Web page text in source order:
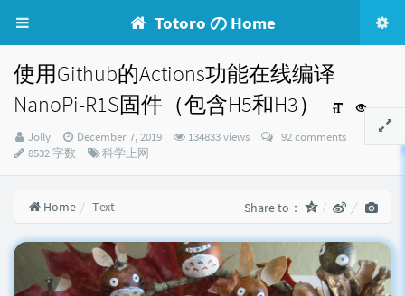
Totoro の Home
使用Github的Actions功能在线编译
NanoPi-R1S固件（包含H5和H3）
Author：
Jolly
发
December 7, 2019 134833 views
92 comments
8532 字数
Categories：
科学上网
Home Text Share to：